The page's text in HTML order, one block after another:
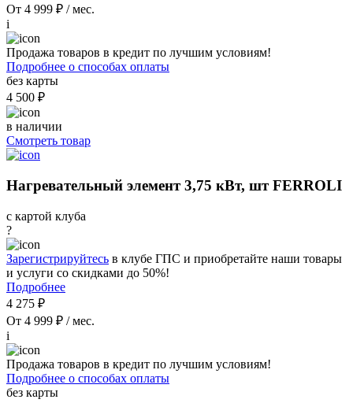
От 4 999 ₽ / мес.
i
Продажа товаров в кредит по лучшим условиям!
Подробнее о способах оплаты
без карты
4 500 ₽
в наличии
Смотреть товар
Нагревательный элемент 3,75 кВт, шт FERROLI
с картой клуба
?
Зарегистрируйтесь в клубе ГПС и приобретайте наши товары
и услуги со скидками до 50%!
Подробнее
4 275 ₽
От 4 999 ₽ / мес.
i
Продажа товаров в кредит по лучшим условиям!
Подробнее о способах оплаты
без карты